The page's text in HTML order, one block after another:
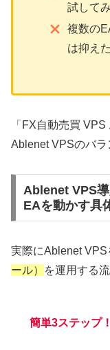
試して
複数の
は抑え
「FX自動売買
Ablenet VPSのバラ
Ablenet VPS
EAを動かす具
実際にAblenet VPS
ール）
を運用する
簡単3ステップ